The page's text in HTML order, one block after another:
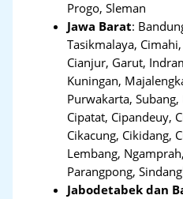
Progo, Sleman
Jawa Barat:
Tasikmalaya,
Cianjur, Garut,
Kuningan,
Purwakarta,
Cipatat, Cipandeuy,
Cikacung, Cikidang,
Lembang,
Parangpong,
Jabodetabek dan